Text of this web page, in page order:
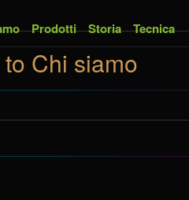
Prodotti Storia Tecnica
Chi siamo